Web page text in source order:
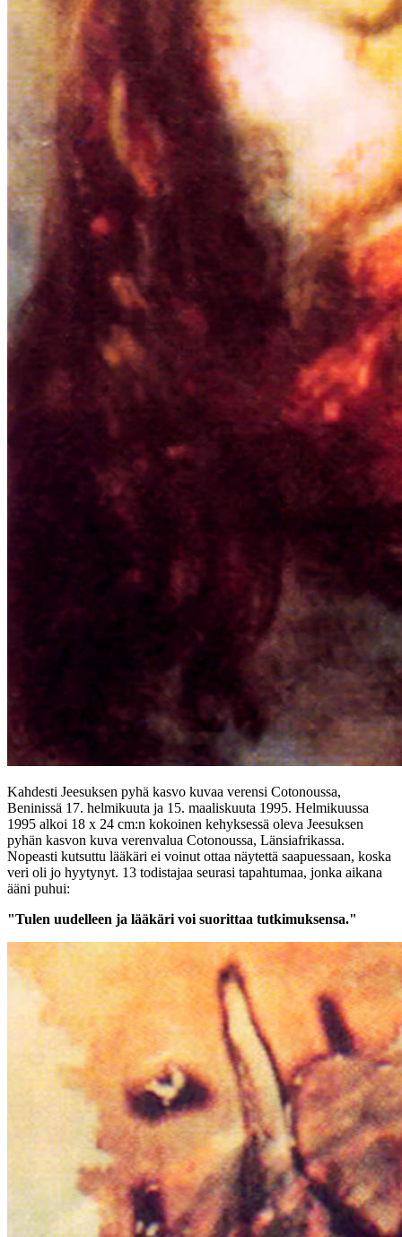
Kahdesti Jeesuksen pyhä kasvo kuvaa verensi Cotonoussa,
Beninissä 17. helmikuuta ja 15. maaliskuuta 1995. Helmikuussa
1995 alkoi 18 x 24 cm:n kokoinen kehyksessä oleva Jeesuksen
pyhän kasvon kuva verenvalua Cotonoussa, Länsiafrikassa.
Nopeasti kutsuttu lääkäri ei voinut ottaa näytettä saapuessaan, koska
veri oli jo hyytynyt. 13 todistajaa seurasi tapahtumaa, jonka aikana
ääni puhui:
"Tulen uudelleen ja lääkäri voi suorittaa tutkimuksensa."